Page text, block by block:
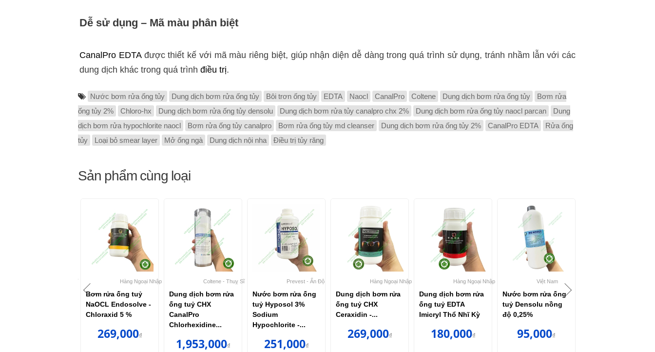
Dễ sử dụng – Mã màu phân biệt
CanalPro EDTAđược thiết kế với mã màu riêng biệt, giúp nhận diện dễ dàng trong quá trình sử dụng, tránh nhầm lẫn với các
dung dịch khác trong quá trình điều trị.
Nước bơm rửa ống tủy Dung dịch bơm rửa ống tủy Bôi trơn ống tủy EDTA Naocl CanalPro Coltene Dung dịch bơm rửa ống tủy
Bơm rửa
ống tủy 2%
Chloro-hx Dung dịch bơm rửa ống tủy densolu Dung dịch bơm rửa tủy canalpro chx 2% Dung dịch bơm rửa ống tủy naocl parcan
Dung
dịch bơm rửa hypochlorite naocl
Bơm rửa ống tủy canalpro Bơm rửa ống tủy md cleanser Dung dịch bơm rửa ống tủy 2% CanalPro EDTA
Rửa ống
tủy
Loại bỏ smear layer Mở ống ngà Dung dịch nội nha Điều trị tủy răng
Sản phẩm cùng loại
Hàng Ngoại Nhập
Bơm rửa ống tuỷ
NaOCL Endosolve -
Chloraxid 5 %
269,000₫
Coltene - Thuỵ Sĩ
Dung dịch bơm rửa
ống tuỷ CHX
CanalPro
Chlorhexidine...
1,953,000₫
Prevest - Ấn Độ
Nước bơm rửa ống
tuỷ Hyposol 3%
Sodium
Hypochlorite -...
251,000₫
Hàng Ngoại Nhập
Dung dịch bơm rửa
ống tuỷ CHX
Ceraxidin -...
269,000₫
Hàng Ngoại Nhập
Dung dịch bơm rửa
ống tuỷ EDTA
Imicryl Thổ Nhĩ Kỳ
180,000₫
Việt Nam
Nước bơm rửa ống
tuỷ Densolu nồng
độ 0,25%
95,000₫